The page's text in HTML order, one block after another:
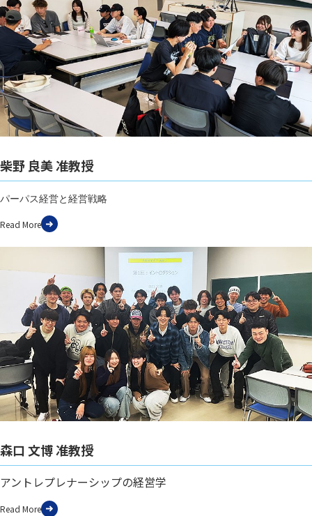
柴野 良美 准教授
パーパス経営と経営戦略
Read More
森口 文博 准教授
アントレプレナーシップの経営学
Read More